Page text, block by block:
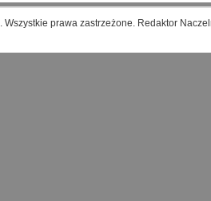
. Wszystkie prawa zastrzeżone. Redaktor